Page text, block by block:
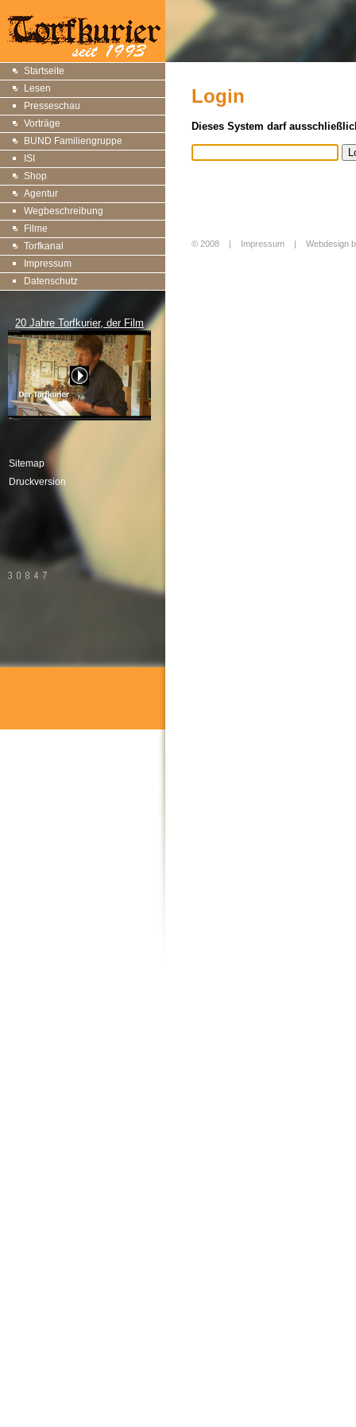
Startseite
Lesen
Presseschau
Vorträge
BUND Familiengruppe
ISI
Shop
Agentur
Wegbeschreibung
Filme
Torfkanal
Impressum
Datenschutz
20 Jahre Torfkurier, der Film
Sitemap
Druckversion
Login
Dieses System darf
© 2008 | Impressum Webdesign